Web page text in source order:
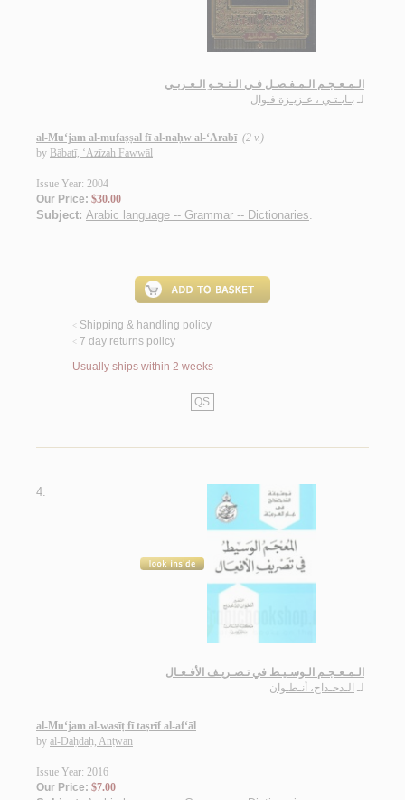
الـمـعـجـم الـمـفـصـل فـي الـنـحـو الـعـربـي
لـ بـابـتـي ، عـزيـزة فـوال
al-Mu‘jam al-mufaṣṣal fī al-naḥw al-‘Arabī (2 v.)
by Bābatī, ‘Azīzah Fawwāl
Issue Year: 2004
Our Price: $30.00
Subject: Arabic language -- Grammar -- Dictionaries.
< Shipping & handling policy
< 7 day returns policy
Usually ships within 2 weeks
QS
4.
الـمـعـجـم الـوسـيـط في تـصـريـف الأفـعـال
لـ الـدحـداح، أنـطـوان
al-Mu‘jam al-wasīṭ fī taṣrīf al-af‘āl
by al-Daḥdāḥ, Anṭwān
Issue Year: 2016
Our Price: $7.00